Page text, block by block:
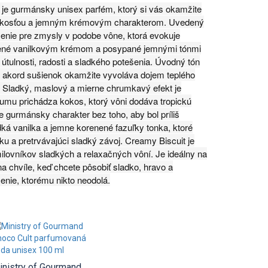
gurmánsky unisex parfém, ktorý si vás okamžite
a jemným krémovým charakterom. Uvedený
pre zmysly v podobe vône, ktorá evokuje
vanilkovým krémom a posypané jemnými tónmi
radosti a sladkého potešenia. Úvodný tón
sušienok okamžite vyvoláva dojem teplého
maslový a mierne chrumkavý efekt je
prichádza kokos, ktorý vôni dodáva tropickú
gurmánsky charakter bez toho, aby bol príliš
vanilka a jemne korenené fazuľky tonka, ktoré
a pretrvávajúci sladký závoj. Creamy Biscuit je
sladkých a relaxačných vôní. Je ideálny na
chvíle, keď chcete pôsobiť sladko, hravo a
ktorému nikto neodolá.